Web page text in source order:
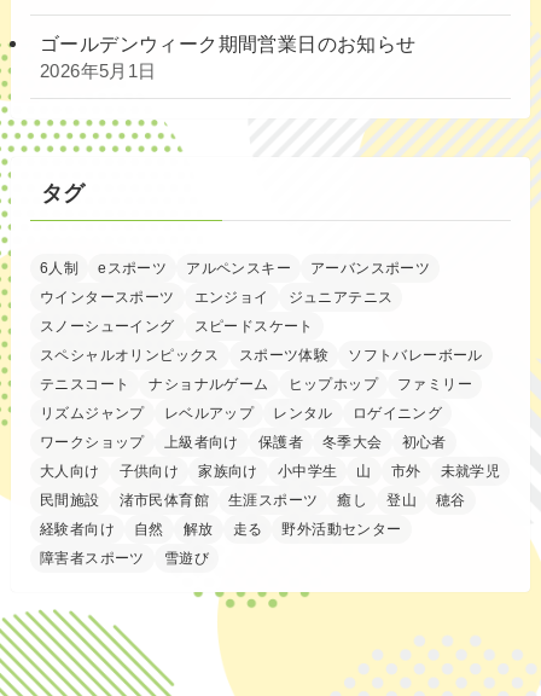
ゴールデンウィーク期間営業日のお知らせ
2026年5月1日
タグ
6人制 eスポーツ アルペンスキー
アーバンスポーツ
ウインタースポーツ
エンジョイ
ジュニアテニス
スノーシューイング
スピードスケート
スペシャルオリンピックス
スポーツ体験
ソフトバレーボール
テニスコート
ナショナルゲーム ヒップホップ
ファミリー
リズムジャンプ
レベルアップ レンタル
ロゲイニング
ワークショップ
上級者向け 保護者 冬季大会
初心者
大人向け
子供向け 家族向け 小中学生 山 市外
未就学児
民間施設
渚市民体育館 生涯スポーツ 癒し 登山
穂谷
経験者向け
自然 解放 走る
野外活動センター
障害者スポーツ
雪遊び